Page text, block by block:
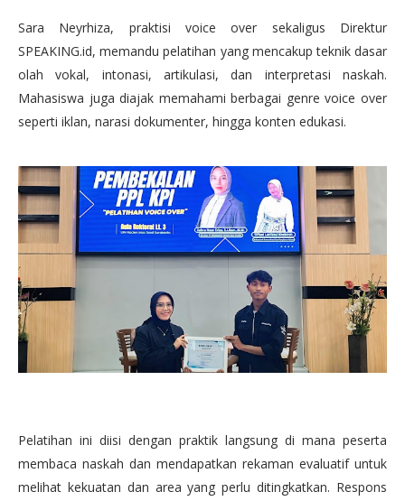
Sara Neyrhiza, praktisi voice over sekaligus Direktur
SPEAKING.id, memandu pelatihan yang mencakup teknik dasar
olah vokal, intonasi, artikulasi, dan interpretasi naskah.
Mahasiswa juga diajak memahami berbagai genre voice over
seperti iklan, narasi dokumenter, hingga konten edukasi.
Pelatihan ini diisi dengan praktik langsung di mana peserta
membaca naskah dan mendapatkan rekaman evaluatif untuk
melihat kekuatan dan area yang perlu ditingkatkan. Respons